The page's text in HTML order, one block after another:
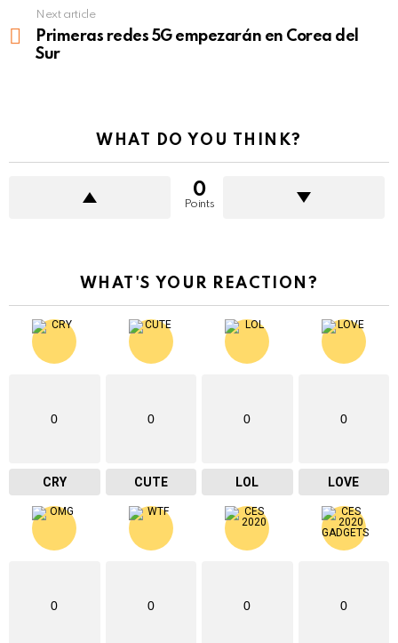
Next article
Primeras redes 5G empezarán en Corea del
Sur
WHAT DO YOU THINK?
0
Points
WHAT'S YOUR REACTION?
0
CRY
0
CUTE
0
LOL
0
LOVE
0 0 0 0